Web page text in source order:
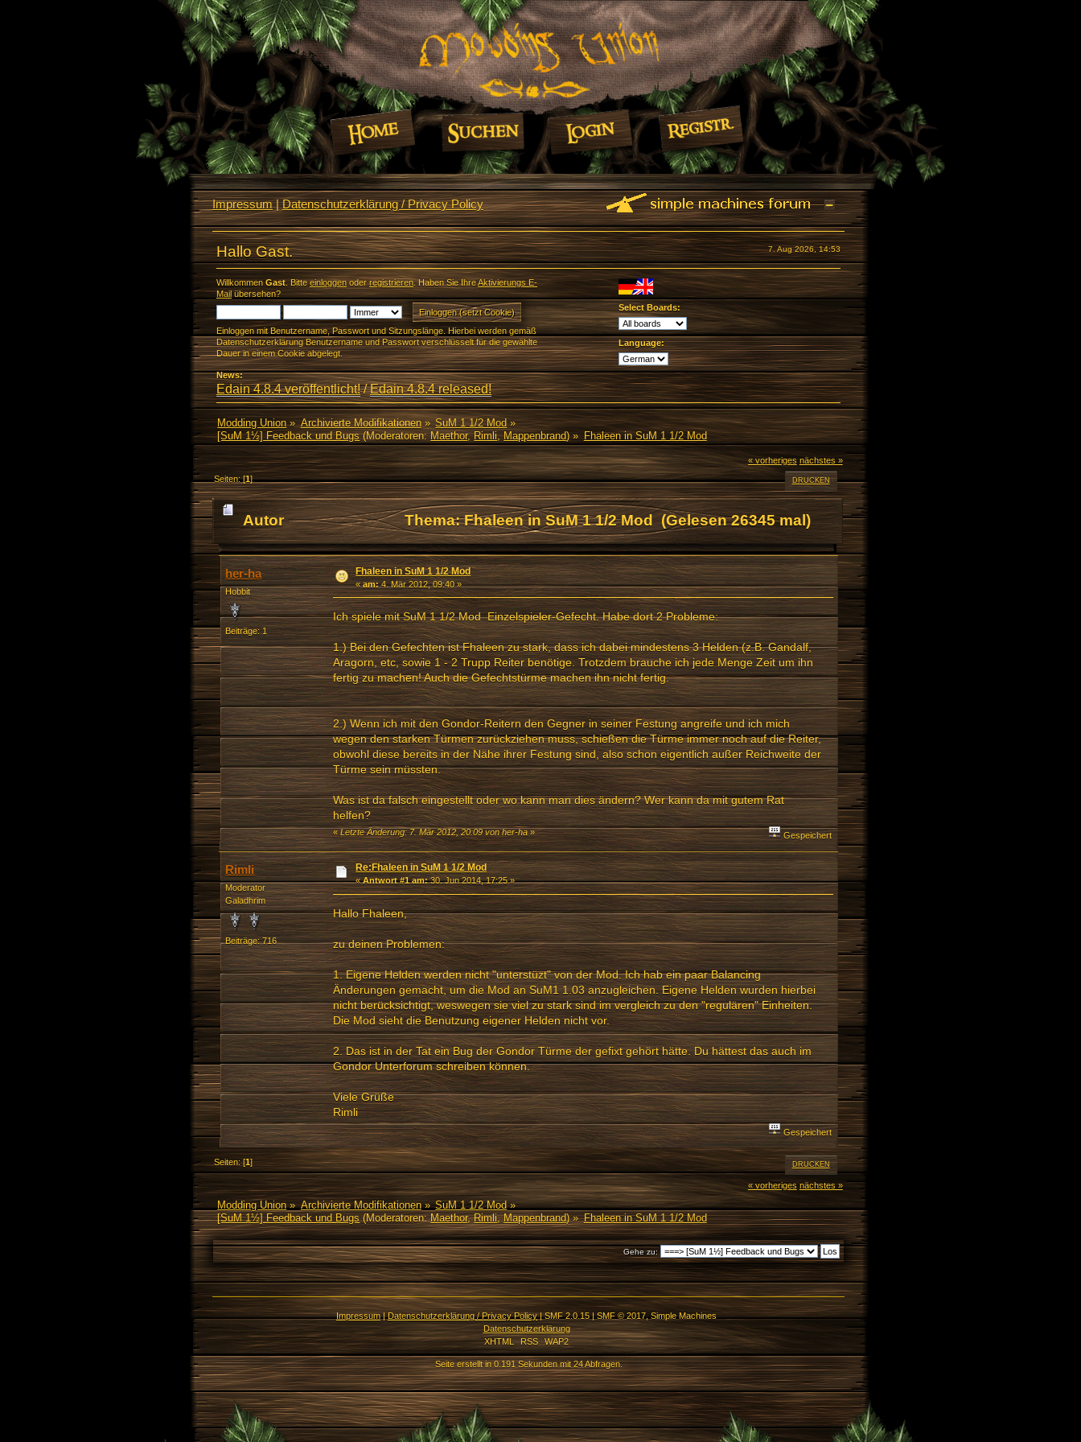
Impressum|Datenschutzerklärung / Privacy Policy
7. Aug 2026, 14:53
Hallo Gast.
Willkommen Gast. Bitte einloggenoderregistrieren. Haben Sie IhreAktivierungs E-
Mailübersehen?
Einloggen mit Benutzername, Passwort und Sitzungslänge. Hierbei werden gemäß
Datenschutzerklärung Benutzername und Passwort verschlüsselt für die gewählte
Dauer in einem Cookie abgelegt.
Select Boards:
Language:
News:
Edain 4.8.4 veröffentlicht!/Edain 4.8.4 released!
Modding Union» Archivierte Modifikationen» SuM 1 1/2 Mod »
[SuM 1½] Feedback und Bugs(Moderatoren:Maethor,Rimli,Mappenbrand) » Fhaleen in SuM 1 1/2 Mod
« vorheriges nächstes »
DRUCKEN
Seiten: [1]
Autor Thema: Fhaleen in SuM 1 1/2 Mod (Gelesen 26345 mal)
her-ha
Hobbit
Beiträge: 1
Fhaleen in SuM 1 1/2 Mod
«am:4. Mär 2012, 09:40 »
Ich spiele mit SuM 1 1/2 Mod Einzelspieler-Gefecht. Habe dort 2 Probleme:
1.) Bei den Gefechten ist Fhaleen zu stark, dass ich dabei mindestens 3 Helden (z.B. Gandalf,
Aragorn, etc, sowie 1 - 2 Trupp Reiter benötige. Trotzdem brauche ich jede Menge Zeit um ihn
fertig zu machen! Auch die Gefechtstürme machen ihn nicht fertig.
2.) Wenn ich mit den Gondor-Reitern den Gegner in seiner Festung angreife und ich mich
wegen den starken Türmen zurückziehen muss, schießen die Türme immer noch auf die Reiter,
obwohl diese bereits in der Nähe ihrer Festung sind, also schon eigentlich außer Reichweite der
Türme sein müssten.
Was ist da falsch eingestellt oder wo kann man dies ändern? Wer kann da mit gutem Rat
helfen?
«Letzte Änderung: 7. Mär 2012, 20:09 von her-ha » Gespeichert
Rimli
Moderator
Galadhrim
Beiträge: 716
Re:Fhaleen in SuM 1 1/2 Mod
«Antwort #1 am:30. Jun 2014, 17:25 »
Hallo Fhaleen,
zu deinen Problemen:
1. Eigene Helden werden nicht "unterstüzt" von der Mod. Ich hab ein paar Balancing
Änderungen gemacht, um die Mod an SuM1 1.03 anzugleichen. Eigene Helden wurden hierbei
nicht berücksichtigt, weswegen sie viel zu stark sind im vergleich zu den "regulären" Einheiten.
Die Mod sieht die Benutzung eigener Helden nicht vor.
2. Das ist in der Tat ein Bug der Gondor Türme der gefixt gehört hätte. Du hättest das auch im
Gondor Unterforum schreiben können.
Viele Grüße
Rimli
Gespeichert
DRUCKEN
Seiten: [1]
« vorheriges nächstes »
Modding Union» Archivierte Modifikationen» SuM 1 1/2 Mod»
[SuM 1½] Feedback und Bugs(Moderatoren:Maethor,Rimli,Mappenbrand) » Fhaleen in SuM 1 1/2 Mod
Gehe zu:
Impressum|Datenschutzerklärung / Privacy Policy|SMF 2.0.15|SMF © 2017,Simple Machines
Datenschutzerklärung
XHTML
RSS WAP2
Seite erstellt in 0.191 Sekunden mit 24 Abfragen.